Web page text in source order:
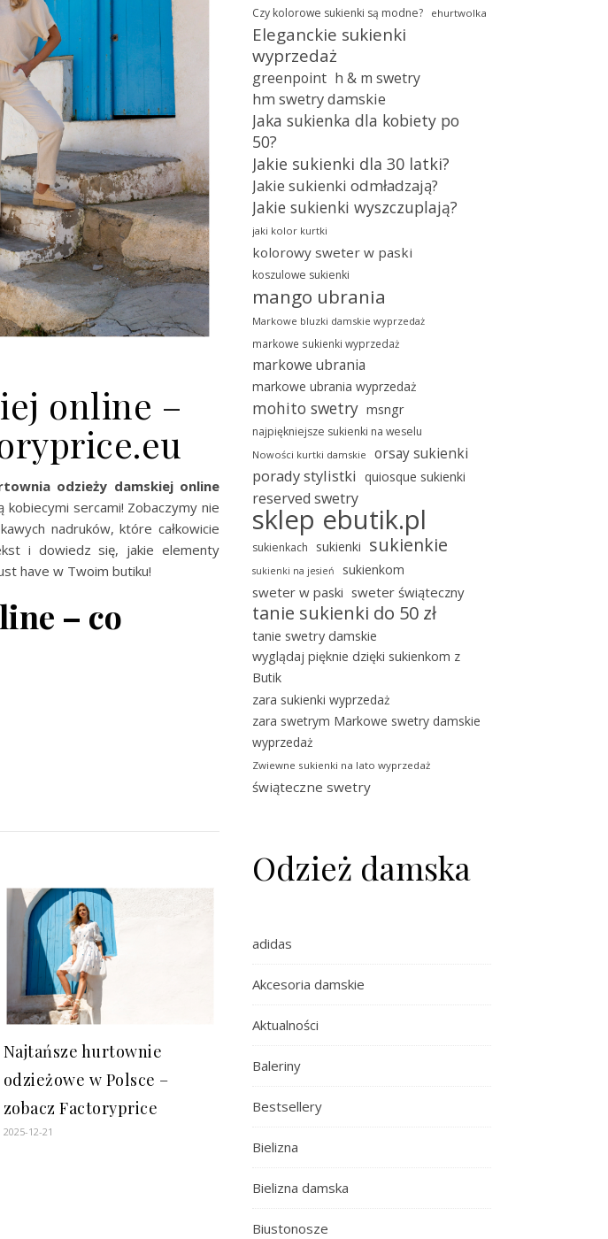
online –
odzieży damskiej online
sercami! Zobaczymy nie
nadruków, które całkowicie
i dowiedz się, jakie elementy
have w Twoim butiku!
– co
Najtańsze hurtownie
odzieżowe w Polsce –
zobacz Factoryprice
2025-12-21
Czy kolorowe sukienki są modne? ehurtwolka
Eleganckie sukienki
wyprzedaż
greenpoint h & m swetry
hm swetry damskie
Jaka sukienka dla kobiety po
50?
Jakie sukienki dla 30 latki?
Jakie sukienki odmładzają?
Jakie sukienki wyszczuplają?
jaki kolor kurtki
kolorowy sweter w paski
koszulowe sukienki
mango ubrania
Markowe bluzki damskie wyprzedaż
markowe sukienki wyprzedaż
markowe ubrania
markowe ubrania wyprzedaż
mohito swetry msngr
najpiękniejsze sukienki na weselu
Nowości kurtki damskie orsay sukienki
porady stylistki quiosque sukienki
reserved swetry
sklep ebutik.pl
sukienkach sukienki sukienkie
sukienki na jesień sukienkom
sweter w paski sweter świąteczny
tanie sukienki do 50 zł
tanie swetry damskie
wyglądaj pięknie dzięki sukienkom z
Butik
zara sukienki wyprzedaż
zara swetrym Markowe swetry damskie
wyprzedaż
Zwiewne sukienki na lato wyprzedaż
świąteczne swetry
Odzież damska
adidas
Akcesoria damskie
Aktualności
Baleriny
Bestsellery
Bielizna
Bielizna damska
Biustonosze